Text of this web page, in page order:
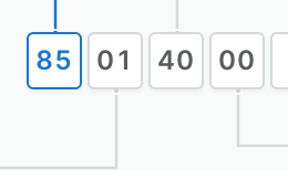
85 01 40 00